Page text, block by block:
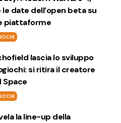
date dell’open beta su
piattaforme
lascia lo sviluppo
si ritira il creatore
Space
la line-up della